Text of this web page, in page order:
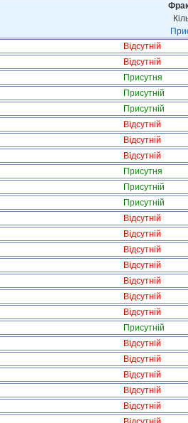
Відсутній
Відсутній
Присутня
Присутній
Присутній
Відсутній
Відсутній
Відсутній
Присутня
Присутній
Присутній
Відсутній
Відсутній
Відсутній
Відсутній
Відсутній
Відсутній
Відсутній
Присутній
Відсутній
Відсутній
Відсутній
Відсутній
Відсутній